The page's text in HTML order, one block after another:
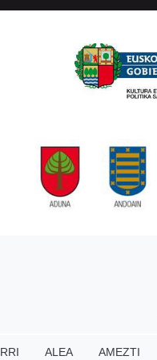
ALEA AMEZTI